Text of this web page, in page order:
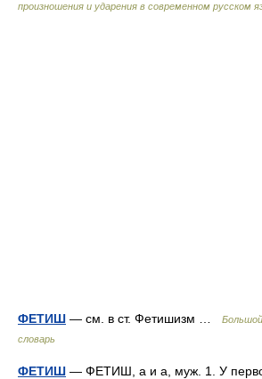
произношения и ударения в современном русском
ФЕТИШ — см. в ст. Фетишизм …
словарь
ФЕТИШ — ФЕТИШ, а и а, муж. 1. У